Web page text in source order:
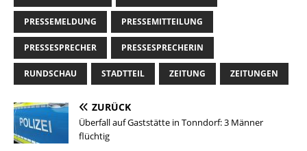
PRESSEMELDUNG PRESSEMITTEILUNG
PRESSESPRECHER PRESSESPRECHERIN
RUNDSCHAU STADTTEIL ZEITUNG ZEITUNGEN
ZURÜCK
Überfall auf Gaststätte in Tonndorf: 3 Männer
flüchtig